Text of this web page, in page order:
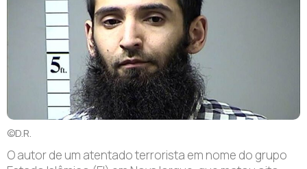
©D.R.
O autor de um atentado terrorista em nome do grupo